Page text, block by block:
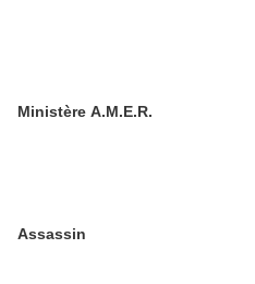
Ministère A.M.E.R.
Assassin